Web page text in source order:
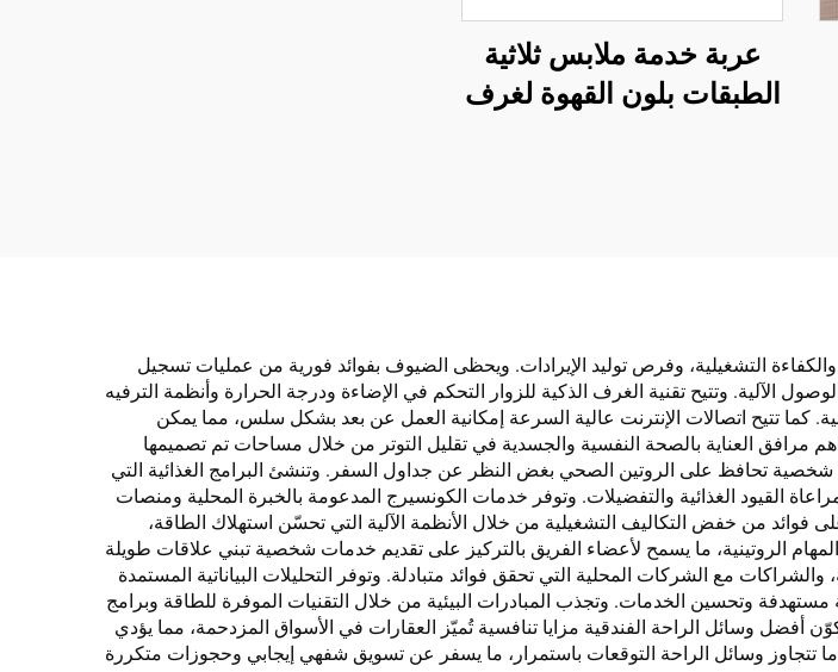
عربة خدمة ملابس ثلاثية
الطبقات بلون القهوة لغرف
التشغيلية، وفرص توليد الإيرادات. ويحظى الضيوف بفوائد فورية من عمليات تسجيل
الآلية. وتتيح تقنية الغرف الذكية للزوار التحكم في الإضاءة ودرجة الحرارة وأنظمة الترفيه
كما تتيح اتصالات الإنترنت عالية السرعة إمكانية العمل عن بعد بشكل سلس، مما يمكن
مرافق العناية بالصحة النفسية والجسدية في تقليل التوتر من خلال مساحات تم تصميمها
شخصية تحافظ على الروتين الصحي بغض النظر عن جداول السفر. وتنشئ البرامج الغذائية التي
القيود الغذائية والتفضيلات. وتوفر خدمات الكونسيرج المدعومة بالخبرة المحلية ومنصات
من خفض التكاليف التشغيلية من خلال الأنظمة الآلية التي تحسّن استهلاك الطاقة،
الروتينية، ما يسمح لأعضاء الفريق بالتركيز على تقديم خدمات شخصية تبني علاقات طويلة
مع الشركات المحلية التي تحقق فوائد متبادلة. وتوفر التحليلات البياناتية المستمدة
وتحسين الخدمات. وتجذب المبادرات البيئية من خلال التقنيات الموفرة للطاقة وبرامج
أفضل وسائل الراحة الفندقية مزايا تنافسية تُميّز العقارات في الأسواق المزدحمة، مما يؤدي
تتجاوز وسائل الراحة التوقعات باستمرار، ما يسفر عن تسويق شفهي إيجابي وحجوزات متكررة